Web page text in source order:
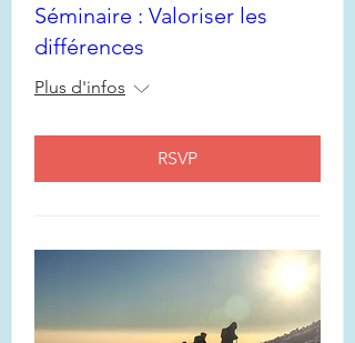
Séminaire : Valoriser les
différences
Plus d'infos
RSVP